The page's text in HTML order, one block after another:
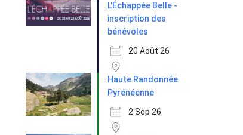
L'Échappée Belle -
inscription des
bénévoles
20 Août 26
Haute Randonnée
Pyrénéenne
2 Sep 26